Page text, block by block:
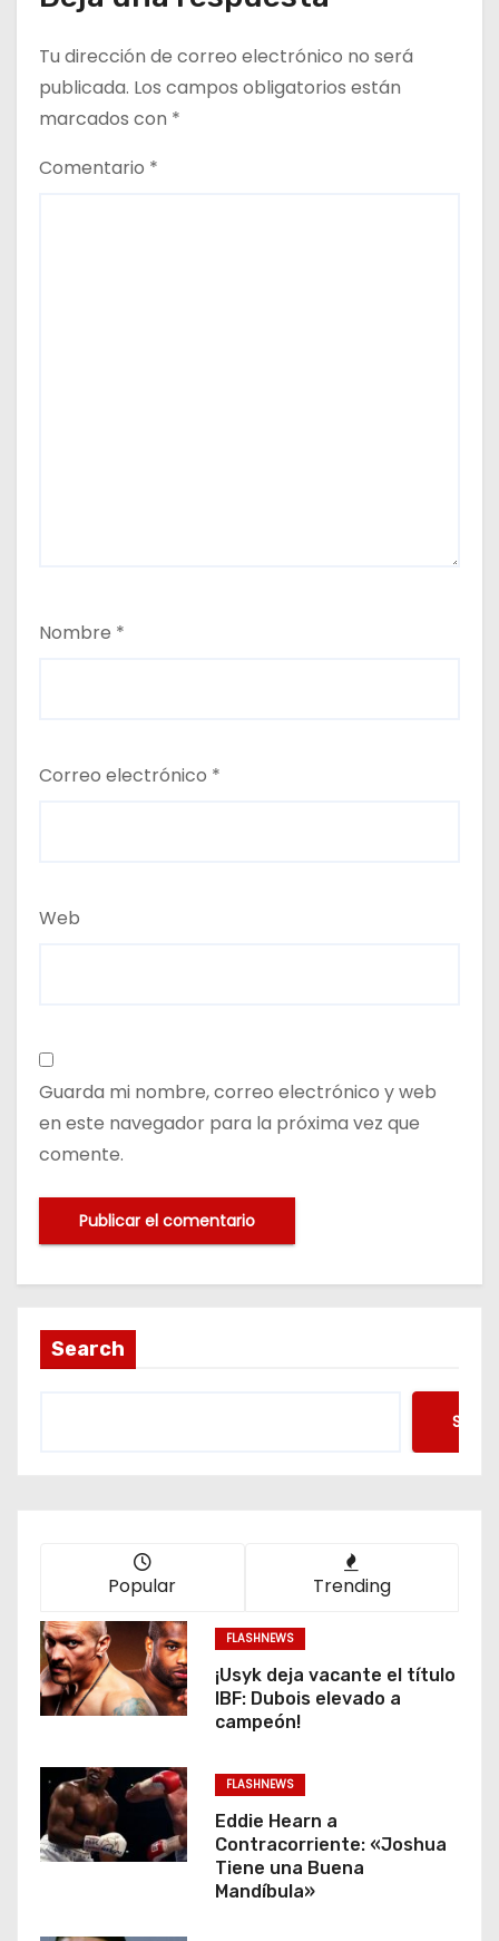
Tu dirección de correo electrónico no será
publicada. Los campos obligatorios están
marcados con *
Comentario *
Nombre *
Correo electrónico *
Web
Guarda mi nombre, correo electrónico y web
en este navegador para la próxima vez que
comente.
Search
Popular Trending
FLASHNEWS
¡Usyk deja vacante el título
IBF: Dubois elevado a
campeón!
FLASHNEWS
Eddie Hearn a
Contracorriente: «Joshua
Tiene una Buena
Mandíbula»